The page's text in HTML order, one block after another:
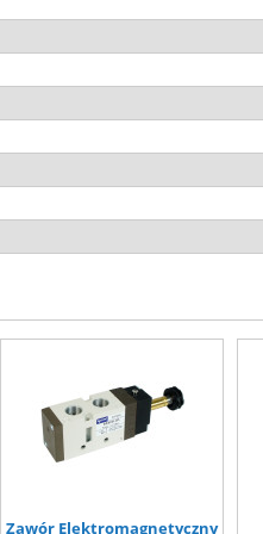
Zawór Elektromagnetyczny